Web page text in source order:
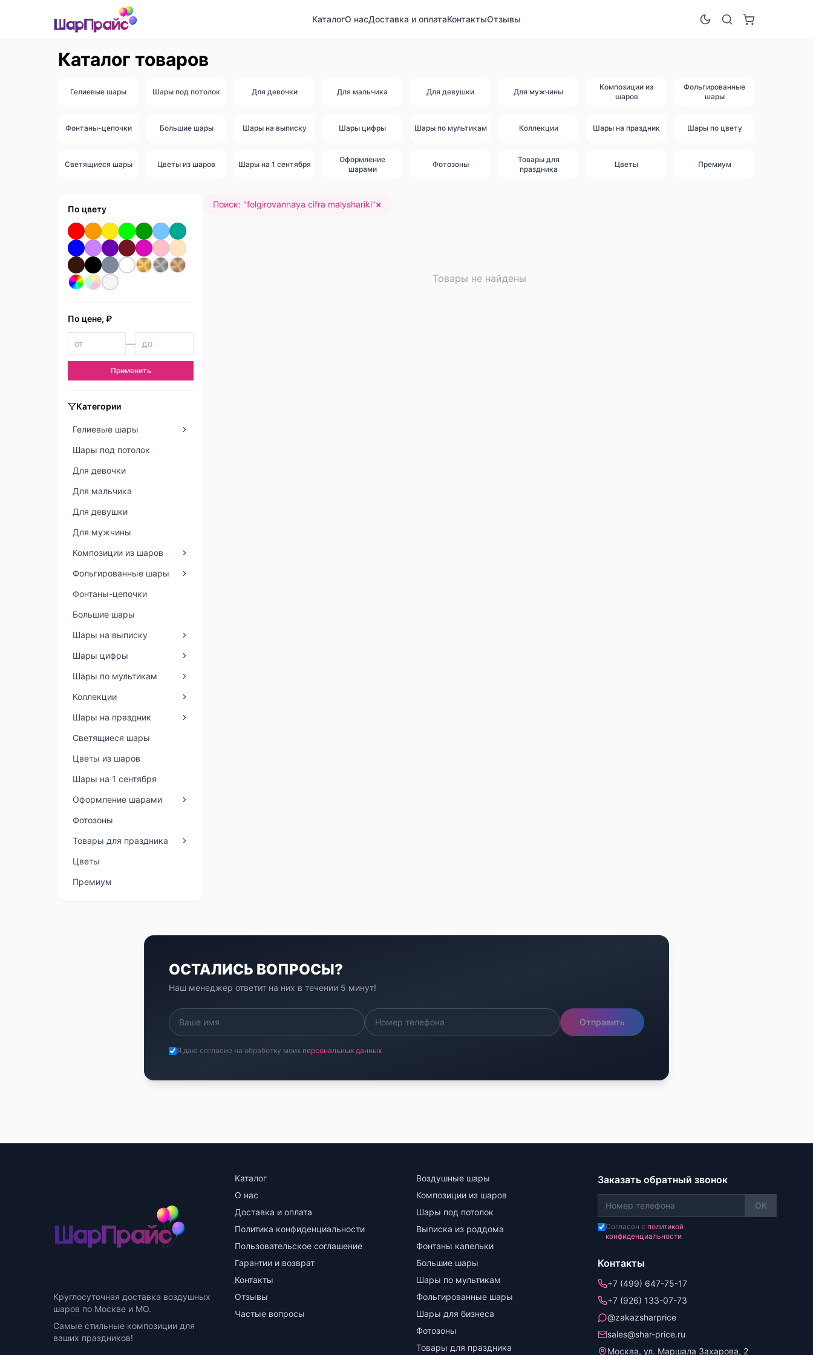
КаталогО насДоставка и оплатаКонтактыОтзывы
Каталог товаров
Гелиевые шары Шары под потолок Для девочки Для мальчика Для девушки Для мужчины
Композиции из
шаров
Фольгированные
шары
Фонтаны-цепочки Большие шары Шары на выписку Шары цифры Шары по мультикам Коллекции Шары на праздник Шары по цвету
Светящиеся шары Цветы из шаров Шары на 1 сентября
Оформление
шарами
Фотозоны
Товары для
праздника
Цветы Премиум
По цвету
По цене, ₽
—
Применить
Категории
Гелиевые шары
Шары под потолок
Для девочки
Для мальчика
Для девушки
Для мужчины
Композиции из шаров
Фольгированные шары
Фонтаны-цепочки
Большие шары
Шары на выписку
Шары цифры
Шары по мультикам
Коллекции
Шары на праздник
Светящиеся шары
Цветы из шаров
Шары на 1 сентября
Оформление шарами
Фотозоны
Товары для праздника
Цветы
Премиум
Поиск: "folgirovannaya cifra malyshariki"×
Товары не найдены
ОСТАЛИСЬ ВОПРОСЫ?
Наш менеджер ответит на них в течении 5 минут!
Отправить
Я даю согласие на обработку моих персональных данных
Круглосуточная доставка воздушных
шаров по Москве и МО.
Самые стильные композиции для
ваших праздников!
Каталог
О нас
Доставка и оплата
Политика конфиденциальности
Пользовательское соглашение
Гарантии и возврат
Контакты
Отзывы
Частые вопросы
Воздушные шары
Композиции из шаров
Шары под потолок
Выписка из роддома
Фонтаны капельки
Большие шары
Шары по мультикам
Фольгированные шары
Шары для бизнеса
Фотозоны
Товары для праздника
Заказать обратный звонок
OK
Согласен с политикой
конфиденциальности
Контакты
+7 (499) 647-75-17
+7 (926) 133-07-73
@zakazsharprice
sales@shar-price.ru
Москва, ул. Маршала Захарова, 2